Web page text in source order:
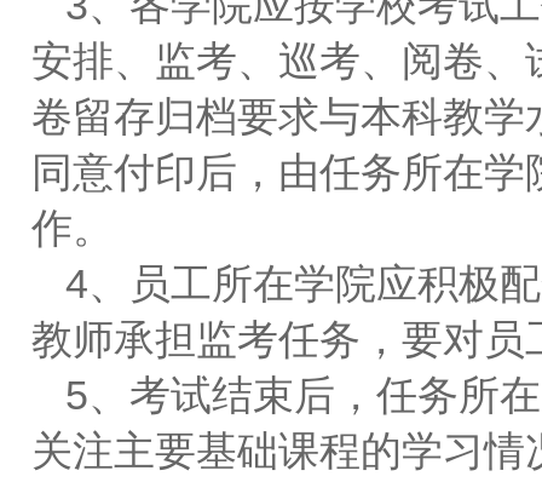
安排、监考、巡考、阅卷
卷留存归档要求与本科教
同意付印后，由任务所在
作。
4、员工所在学院应积极
教师承担监考任务，要对
5、考试结束后，任务所
关注主要基础课程的学习